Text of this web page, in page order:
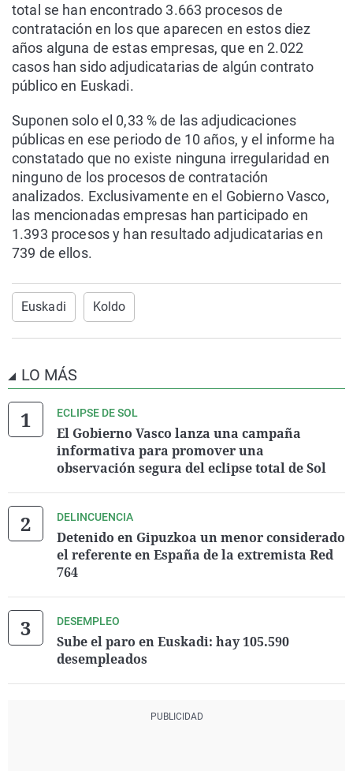
total se han encontrado 3.663 procesos de
contratación en los que aparecen en estos diez
años alguna de estas empresas, que en 2.022
casos han sido adjudicatarias de algún contrato
público en Euskadi.
Suponen solo el 0,33 % de las adjudicaciones
públicas en ese periodo de 10 años, y el informe ha
constatado que no existe ninguna irregularidad en
ninguno de los procesos de contratación
analizados. Exclusivamente en el Gobierno Vasco,
las mencionadas empresas han participado en
1.393 procesos y han resultado adjudicatarias en
739 de ellos.
Euskadi Koldo
LO MÁS
ECLIPSE DE SOL
El Gobierno Vasco lanza una campaña
informativa para promover una
observación segura del eclipse total de Sol
DELINCUENCIA
Detenido en Gipuzkoa un menor considerado
el referente en España de la extremista Red
764
DESEMPLEO
Sube el paro en Euskadi: hay 105.590
desempleados